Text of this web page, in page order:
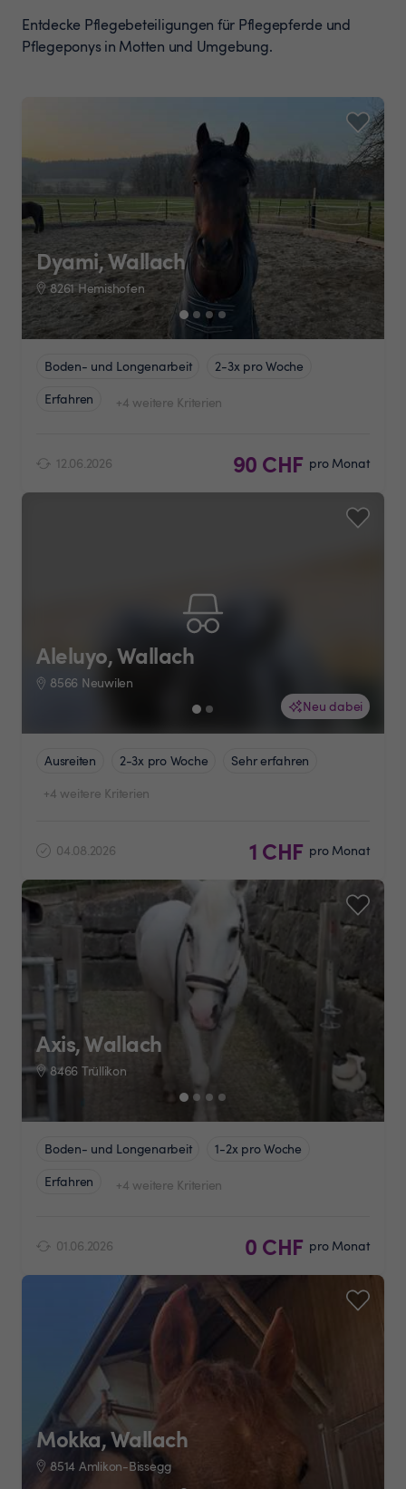
Entdecke Pflegebeteiligungen für Pflegepferde und
Pflegeponys in Motten und Umgebung.
Dyami, Wallach
8261 Hemishofen
Boden- und Longenarbeit
2-3x pro Woche
Erfahren
+4 weitere Kriterien
12.06.2026 90 CHF pro Monat
Neu dabei
Aleluyo, Wallach
8566 Neuwilen
Ausreiten 2-3x pro Woche
Sehr erfahren
+4 weitere Kriterien
04.08.2026 1 CHF pro Monat
Axis, Wallach
8466 Trüllikon
Boden- und Longenarbeit
1-2x pro Woche
Erfahren
+4 weitere Kriterien
01.06.2026 0 CHF pro Monat
Mokka, Wallach
8514 Amlikon-Bissegg